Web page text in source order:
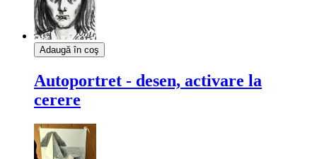
Adaugă în coş
Autoportret - desen, activare la
cerere